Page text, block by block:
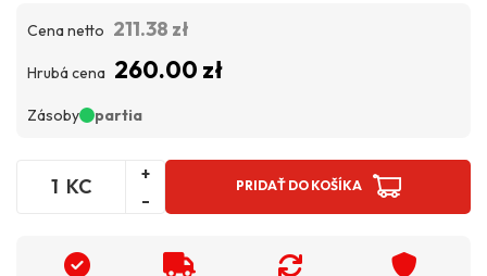
Cena netto 211.38 zł
Hrubá cena 260.00 zł
Zásoby partia
KC
+
-
PRIDAŤ DO KOŠÍKA